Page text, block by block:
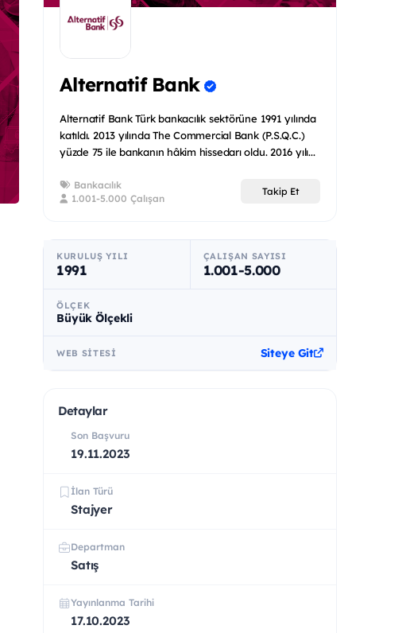
Alternatif Bank
Alternatif Bank Türk bankacılık sektörüne 1991 yılında
katıldı. 2013 yılında The Commercial Bank (P.S.Q.C.)
yüzde 75 ile bankanın hâkim hissedarı oldu. 2016 yılı...
Bankacılık
1.001-5.000 Çalışan
Takip Et
KURULUŞ YILI
1991
ÇALIŞAN SAYISI
1.001-5.000
ÖLÇEK
Büyük Ölçekli
WEB SITESI Siteye Git
Detaylar
Son Başvuru
19.11.2023
İlan Türü
Stajyer
Departman
Satış
Yayınlanma Tarihi
17.10.2023